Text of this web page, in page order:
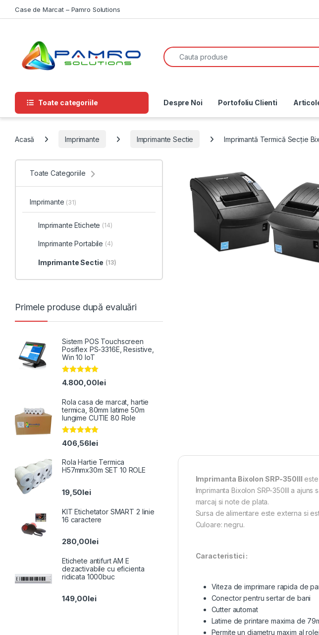
Case de Marcat – Pamro Solutions
Search for:
Toate categoriile Despre Noi Portofoliu Clienti
Acasă Imprimante Imprimante Sectie Imprimantă Termică Secție
Imprimanta Bixolon SRP-350III
Imprimanta Bixolon SRP-350III a
marcaj si note de plata.
Sursa de alimentare este externa si
Culoare: negru.
Viteza de imprimare rapida de
Conector pentru sertar de bani
Cutter automat
Latime de printare maxima de
Permite un diametru maxim al
Toate Categoriile
Imprimante (31)
Imprimante Etichete (14)
Imprimante Portabile (4)
Imprimante Sectie (13)
Primele produse după evaluări
Sistem POS Touchscreen
Posiflex PS-3316E, Resistive,
Win 10 IoT
Evaluat la
5.00din 5
4.800,00lei
Rola casa de marcat, hartie
termica, 80mm latime 50m
lungime CUTIE 80 Role
Evaluat la
5.00din 5
406,56lei
Rola Hartie Termica
H57mmx30m SET 10 ROLE
19,50lei
KIT Etichetator SMART 2 linie
16 caractere
280,00lei
Etichete antifurt AM E
dezactivabile cu eficienta
ridicata 1000buc
149,00lei